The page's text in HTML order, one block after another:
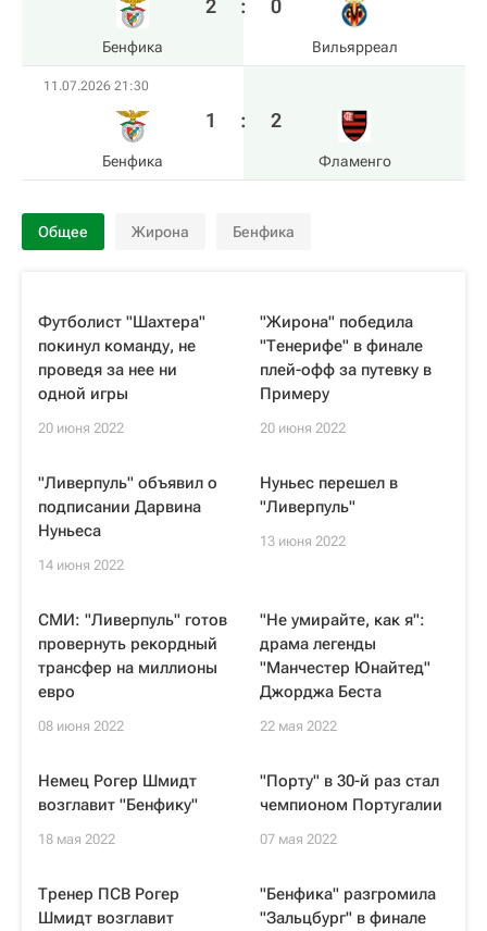
Бенфика
2 : 0
Вильярреал
11.07.2026 21:30
Бенфика
1 : 2
Фламенго
Общее Жирона Бенфика
Футболист "Шахтера"
покинул команду, не
проведя за нее ни
одной игры
20 июня 2022
"Жирона" победила
"Тенерифе" в финале
плей-офф за путевку в
Примеру
20 июня 2022
"Ливерпуль" объявил о
подписании Дарвина
Нуньеса
14 июня 2022
Нуньес перешел в
"Ливерпуль"
13 июня 2022
СМИ: "Ливерпуль" готов
провернуть рекордный
трансфер на миллионы
евро
08 июня 2022
"Не умирайте, как я":
драма легенды
"Манчестер Юнайтед"
Джорджа Беста
22 мая 2022
Немец Рогер Шмидт
возглавит "Бенфику"
18 мая 2022
"Порту" в 30-й раз стал
чемпионом Португалии
07 мая 2022
Тренер ПСВ Рогер
Шмидт возглавит
"Бенфика" разгромила
"Зальцбург" в финале